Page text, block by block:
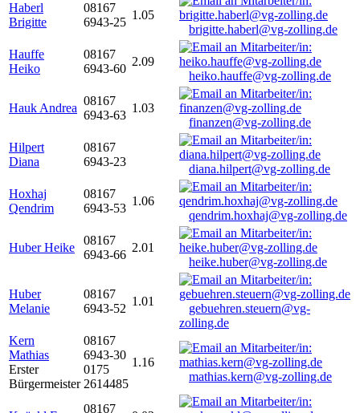
Haberl
Brigitte
08167
6943-25
1.05
brigitte.haberl@vg-zolling.de
Hauffe
Heiko
08167
6943-60
2.09
heiko.hauffe@vg-zolling.de
Hauk Andrea
08167
6943-63
1.03
finanzen@vg-zolling.de
Hilpert
Diana
08167
6943-23
diana.hilpert@vg-zolling.de
Hoxhaj
Qendrim
08167
6943-53
1.06
qendrim.hoxhaj@vg-zolling.de
Huber Heike
08167
6943-66
2.01
heike.huber@vg-zolling.de
Huber
Melanie
08167
6943-52
1.01
gebuehren.steuern@vg-
zolling.de
Kern
Mathias
Erster
Bürgermeister
08167
6943-30
0175
2614485
1.16
mathias.kern@vg-zolling.de
08167